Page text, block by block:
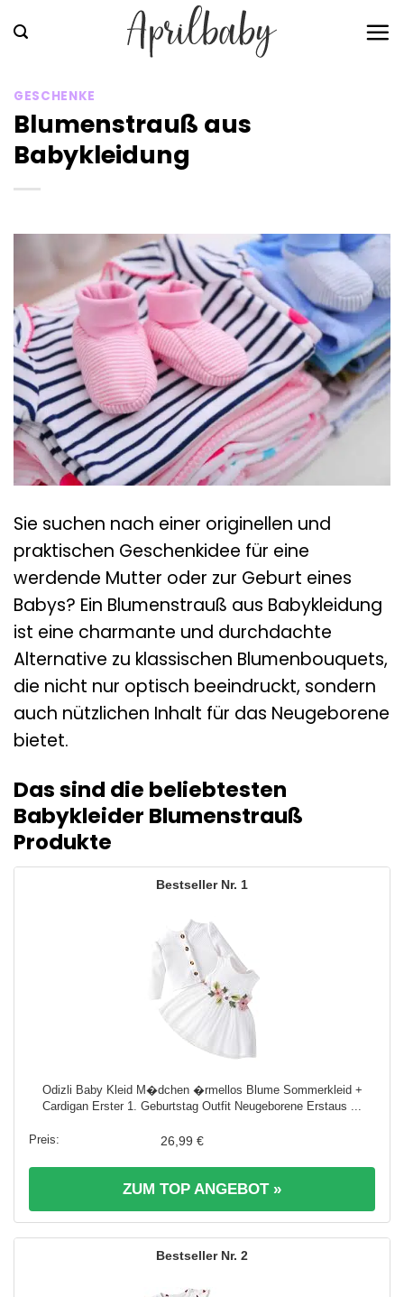
Inhalt
GESCHENKE
Blumenstrauß aus
Babykleidung
Sie suchen nach einer originellen und
praktischen Geschenkidee für eine
werdende Mutter oder zur Geburt eines
Babys? Ein Blumenstrauß aus Babykleidung
ist eine charmante und durchdachte
Alternative zu klassischen Blumenbouquets,
die nicht nur optisch beeindruckt, sondern
auch nützlichen Inhalt für das Neugeborene
bietet.
Das sind die beliebtesten
Babykleider Blumenstrauß
Produkte
1
Odizli Baby Kleid M�dchen �rmellos Blume Sommerkleid +
Cardigan Erster 1. Geburtstag Outfit Neugeborene Erstaus ...
26,99 €
ZUM TOP ANGEBOT »
2